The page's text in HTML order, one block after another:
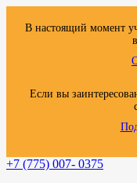
В настоящий момент
Если вы
+7 (775) 007- 0375